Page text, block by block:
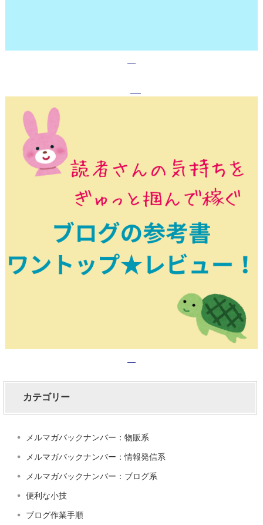
カテゴリー
メルマガバックナンバー：物販系
メルマガバックナンバー：情報発信系
メルマガバックナンバー：ブログ系
便利な小技
ブログ作業手順